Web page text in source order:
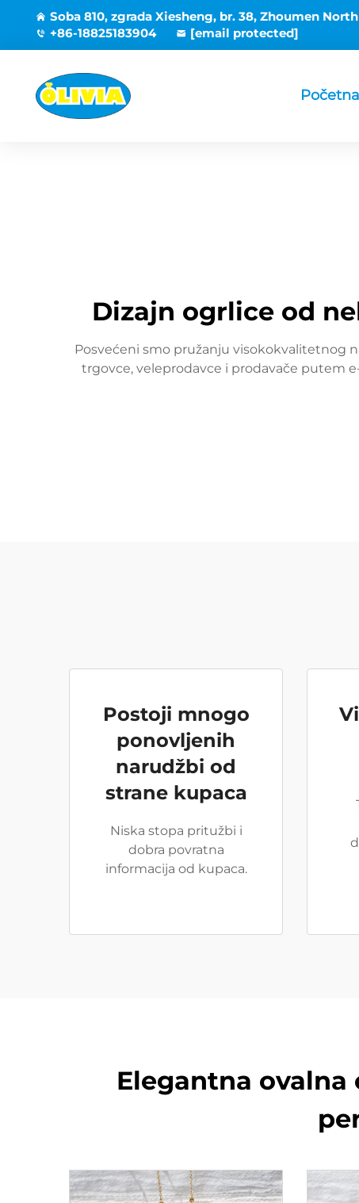
Soba 810, zgrada Xiesheng, br. 38, Zhoumen
+86-18825183904
[email protected]
Dizajn ogrlice od
Posvećeni smo pružanju visokokvalitetnog
trgovce, veleprodavce i prodavače putem
Postoji mnogo
ponovljenih
narudžbi od
strane kupaca
Niska stopa pritužbi i
dobra povratna
informacija od kupaca.
Elegantna